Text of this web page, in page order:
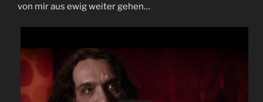
von mir aus ewig weiter gehen…